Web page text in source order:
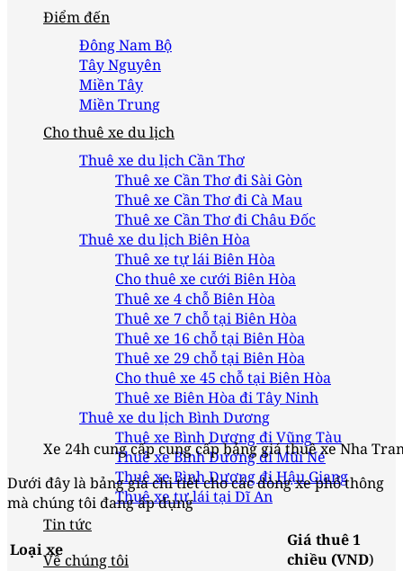
Điểm đến
Đông Nam Bộ
Tây Nguyên
Miền Tây
Miền Trung
Cho thuê xe du lịch
Thuê xe du lịch Cần Thơ
Thuê xe Cần Thơ đi Sài Gòn
Thuê xe Cần Thơ đi Cà Mau
Thuê xe Cần Thơ đi Châu Đốc
Thuê xe du lịch Biên Hòa
Thuê xe tự lái Biên Hòa
Cho thuê xe cưới Biên Hòa
Thuê xe 4 chỗ Biên Hòa
Thuê xe 7 chỗ tại Biên Hòa
Thuê xe 16 chỗ tại Biên Hòa
Thuê xe 29 chỗ tại Biên Hòa
Cho thuê xe 45 chỗ tại Biên Hòa
Thuê xe Biên Hòa đi Tây Ninh
Thuê xe du lịch Bình Dương
Thuê xe Bình Dương đi Vũng Tàu
Thuê xe Bình Dương đi Mũi Né
Thuê xe Bình Dương đi Hậu Giang
Thuê xe tự lái tại Dĩ An
Tin tức
Về chúng tôi
Xe 24h cung cấp cung cấp bảng giá thuê xe Nha
Dưới đây là bảng giá chi tiết cho các dòng xe phổ thông
mà chúng tôi đang áp dụng
Loại xe
Giá thuê 1
chiều (VND)